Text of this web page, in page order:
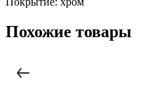
Похожие товары